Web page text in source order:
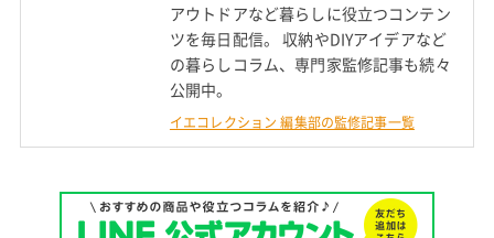
アウトドアなど暮らしに役立つコンテン
ツを毎日配信。 収納やDIYアイデアなど
の暮らしコラム、専門家監修記事も続々
公開中。
イエコレクション 編集部の監修記事一覧